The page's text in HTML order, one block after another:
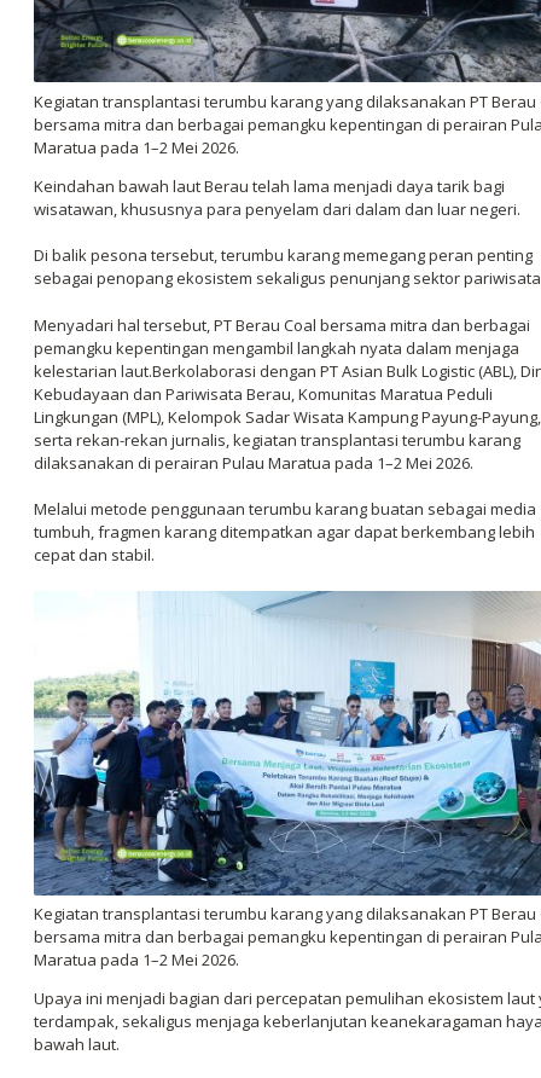
Kegiatan transplantasi terumbu karang yang dilaksanakan PT Berau
bersama mitra dan berbagai pemangku kepentingan di perairan
Maratua pada 1–2 Mei 2026.
Keindahan bawah laut Berau telah lama menjadi daya tarik bagi
wisatawan, khususnya para penyelam dari dalam dan luar negeri.
Di balik pesona tersebut, terumbu karang memegang peran penting
sebagai penopang ekosistem sekaligus penunjang sektor
Menyadari hal tersebut, PT Berau Coal bersama mitra dan berbagai
pemangku kepentingan mengambil langkah nyata dalam menjaga
kelestarian laut.Berkolaborasi dengan PT Asian Bulk Logistic (ABL),
Kebudayaan dan Pariwisata Berau, Komunitas Maratua Peduli
Lingkungan (MPL), Kelompok Sadar Wisata Kampung Payung-Payung,
serta rekan-rekan jurnalis, kegiatan transplantasi terumbu karang
dilaksanakan di perairan Pulau Maratua pada 1–2 Mei 2026.
Melalui metode penggunaan terumbu karang buatan sebagai media
tumbuh, fragmen karang ditempatkan agar dapat berkembang lebih
cepat dan stabil.
Kegiatan transplantasi terumbu karang yang dilaksanakan PT Berau
bersama mitra dan berbagai pemangku kepentingan di perairan
Maratua pada 1–2 Mei 2026.
Upaya ini menjadi bagian dari percepatan pemulihan ekosistem laut
terdampak, sekaligus menjaga keberlanjutan keanekaragaman
bawah laut.